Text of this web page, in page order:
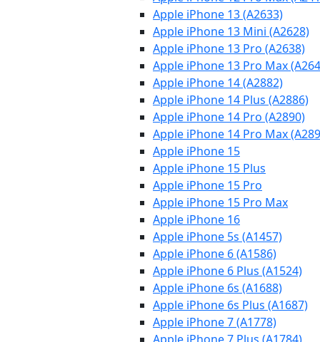
Apple iPhone 13 (A2633)
Apple iPhone 13 Mini (A2628)
Apple iPhone 13 Pro (A2638)
Apple iPhone 13 Pro Max
Apple iPhone 14 (A2882)
Apple iPhone 14 Plus (A2886)
Apple iPhone 14 Pro (A2890)
Apple iPhone 14 Pro Max
Apple iPhone 15
Apple iPhone 15 Plus
Apple iPhone 15 Pro
Apple iPhone 15 Pro Max
Apple iPhone 16
Apple iPhone 5s (A1457)
Apple iPhone 6 (A1586)
Apple iPhone 6 Plus (A1524)
Apple iPhone 6s (A1688)
Apple iPhone 6s Plus (A1687)
Apple iPhone 7 (A1778)